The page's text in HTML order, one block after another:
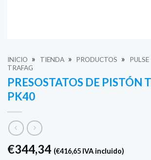
INICIO » TIENDA » PRODUCTOS » PULSE
TRAFAG
PRESOSTATOS DE PISTÓN
PK40
€344,34 (€416,65 IVA incluido)